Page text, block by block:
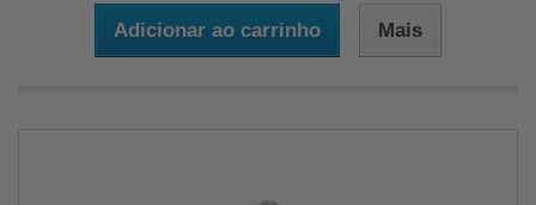
Adicionar ao carrinho Mais